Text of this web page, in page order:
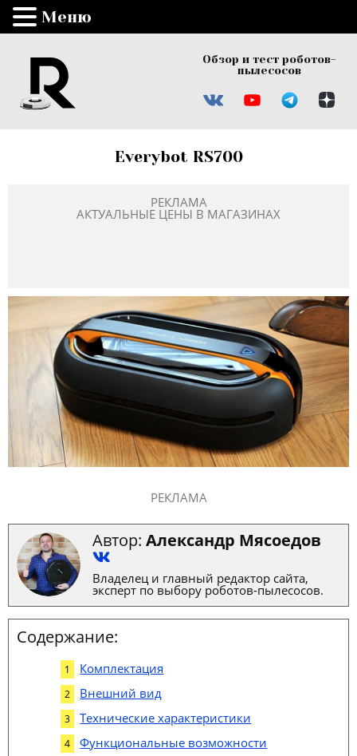
Обзор и тест роботов-
пылесосов
Everybot RS700
РЕКЛАМА
АКТУАЛЬНЫЕ ЦЕНЫ В МАГАЗИНАХ
РЕКЛАМА
Автор: Александр Мясоедов
Владелец и главный редактор сайта,
эксперт по выбору роботов-пылесосов.
Содержание:
Комплектация
Внешний вид
Технические характеристики
Функциональные возможности
Меню